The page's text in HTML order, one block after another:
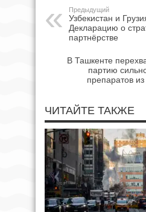
Предыдущий
Узбекистан и
Декларацию о
партнёрстве
В Ташкенте
партию
препаратов
ЧИТАЙТЕ ТАКЖЕ